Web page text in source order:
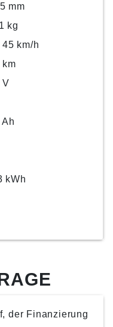
mm
kg
45 km/h
km
V
kWh
der Finanzierung